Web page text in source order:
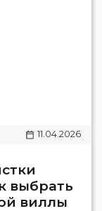
11.04.2026
выбрать
виллы